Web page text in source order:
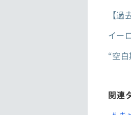
【
イー
“空
関連